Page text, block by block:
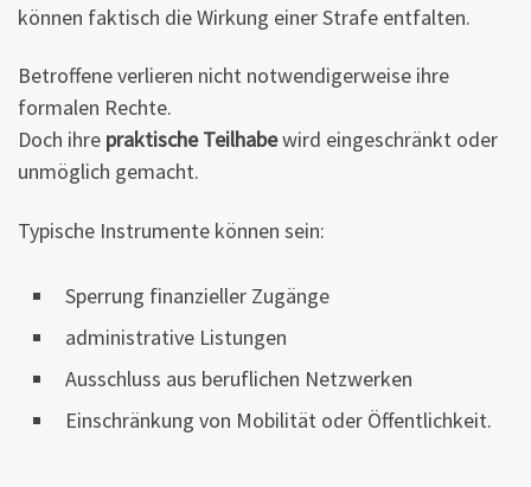
können faktisch die Wirkung einer Strafe entfalten.
Betroffene verlieren nicht notwendigerweise ihre
formalen Rechte.
Doch ihre praktische Teilhabewird eingeschränkt oder
unmöglich gemacht.
Typische Instrumente können sein:
Sperrung finanzieller Zugänge
administrative Listungen
Ausschluss aus beruflichen Netzwerken
Einschränkung von Mobilität oder Öffentlichkeit.